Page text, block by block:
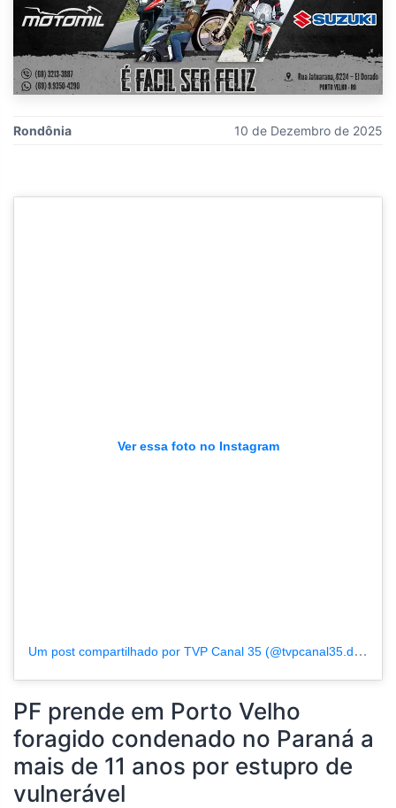
Rondônia 10 de Dezembro de 2025
Ver essa foto no Instagram
Um post compartilhado por TVP Canal 35 (@tvpcanal35.destaque)
PF prende em Porto Velho
foragido condenado no Paraná a
mais de 11 anos por estupro de
vulnerável